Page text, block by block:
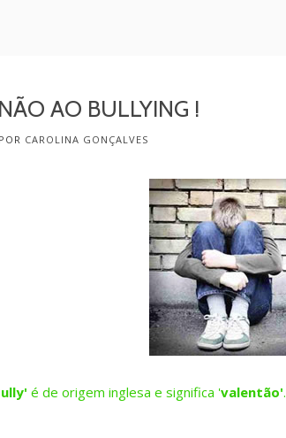
AO BULLYING !
CAROLINA GONÇALVES
é de origem inglesa e significa 'valentão'.